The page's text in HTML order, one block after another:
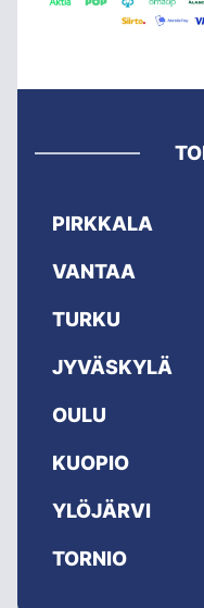
PIRKKALA
VANTAA
TURKU
JYVÄSKYLÄ
OULU
KUOPIO
YLÖJÄRVI
TORNIO